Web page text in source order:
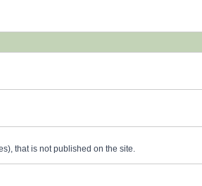
that is not published on the site.